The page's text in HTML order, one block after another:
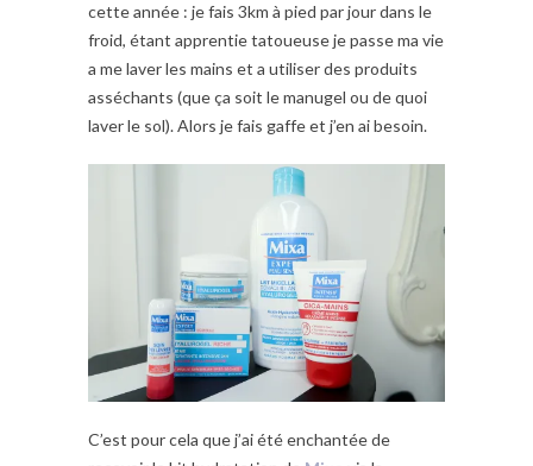
cette année : je fais 3km à pied par jour dans le
froid, étant apprentie tatoueuse je passe ma vie
a me laver les mains et a utiliser des produits
asséchants (que ça soit le manugel ou de quoi
laver le sol). Alors je fais gaffe et j’en ai besoin.
C’est pour cela que j’ai été enchantée de